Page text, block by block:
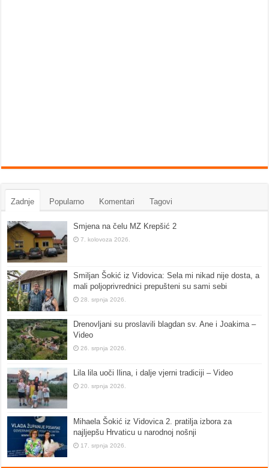
Zadnje Popularno Komentari Tagovi
Smjena na čelu MZ Krepšić 2
7. kolovoza 2026.
Smiljan Šokić iz Vidovica: Sela mi nikad nije dosta, a
mali poljoprivrednici prepušteni su sami sebi
28. srpnja 2026.
Drenovljani su proslavili blagdan sv. Ane i Joakima –
Video
26. srpnja 2026.
Lila lila uoči Ilina, i dalje vjerni tradiciji – Video
20. srpnja 2026.
Mihaela Šokić iz Vidovica 2. pratilja izbora za
najljepšu Hrvaticu u narodnoj nošnji
17. srpnja 2026.